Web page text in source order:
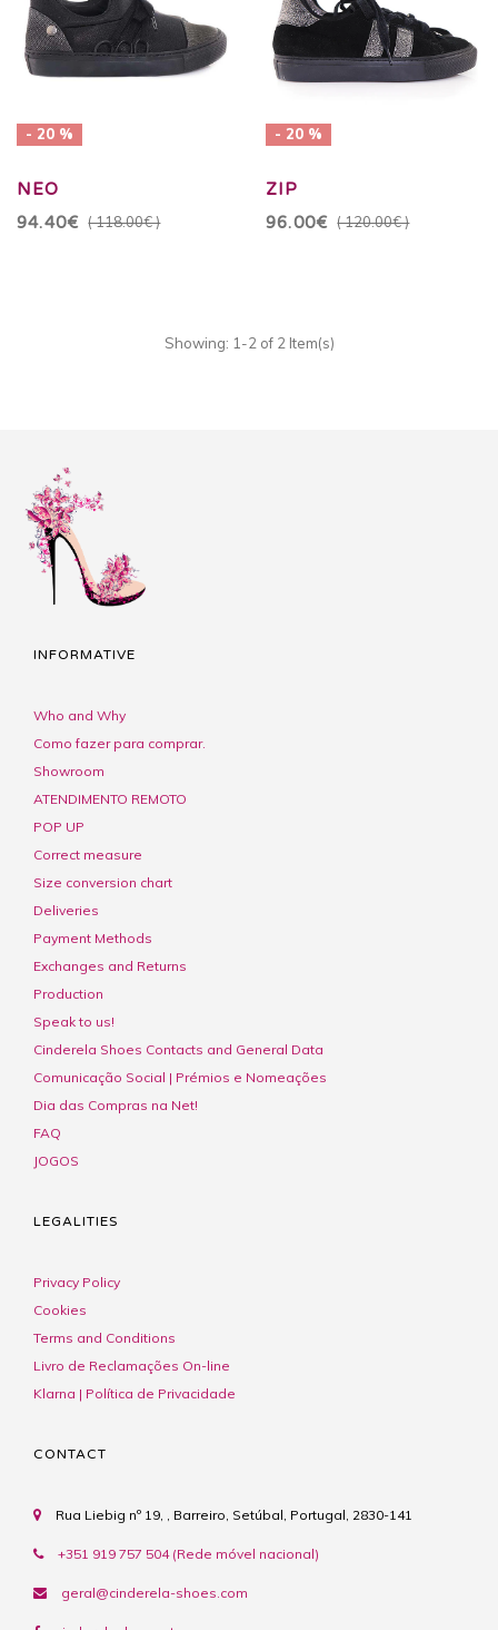
- 20 %
NEO
94.40€ ( 118.00€ )
- 20 %
ZIP
96.00€ ( 120.00€ )
Showing: 1-2 of 2 Item(s)
INFORMATIVE
Who and Why
Como fazer para comprar.
Showroom
ATENDIMENTO REMOTO
POP UP
Correct measure
Size conversion chart
Deliveries
Payment Methods
Exchanges and Returns
Production
Speak to us!
Cinderela Shoes Contacts and General Data
Comunicação Social | Prémios e Nomeações
Dia das Compras na Net!
FAQ
JOGOS
LEGALITIES
Privacy Policy
Cookies
Terms and Conditions
Livro de Reclamações On-line
Klarna | Política de Privacidade
CONTACT
Rua Liebig nº 19, , Barreiro, Setúbal, Portugal, 2830-141
+351 919 757 504 (Rede móvel nacional)
geral@cinderela-shoes.com